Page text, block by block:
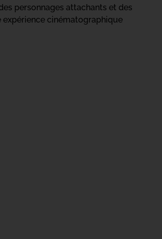
personnages attachants et des
cinématographique